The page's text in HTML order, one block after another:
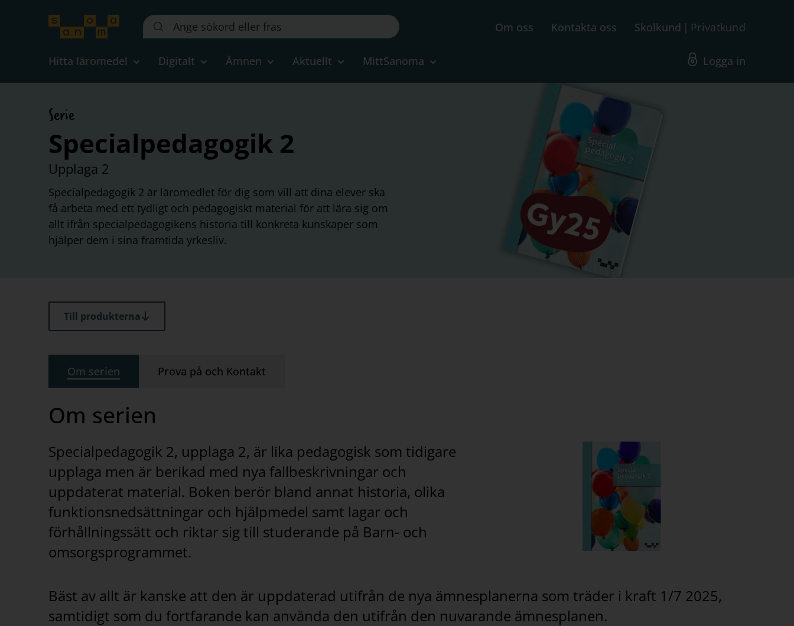
Sök
på
webbplatsen::
Om oss Kontakta oss Skolkund Privatkund
Hitta läromedel Digitalt Ämnen Aktuellt MittSanoma Logga in
Serie
Specialpedagogik 2
Upplaga 2
Specialpedagogik 2 är läromedlet för dig som vill att dina elever ska
få arbeta med ett tydligt och pedagogiskt material för att lära sig om
allt ifrån specialpedagogikens historia till konkreta kunskaper som
hjälper dem i sina framtida yrkesliv.
Till produkterna
Om serien Prova på och Kontakt
Om serien
Specialpedagogik 2, upplaga 2, är lika pedagogisk som tidigare
upplaga men är berikad med nya fallbeskrivningar och
uppdaterat material. Boken berör bland annat historia, olika
funktionsnedsättningar och hjälpmedel samt lagar och
förhållningssätt och riktar sig till studerande på Barn- och
omsorgsprogrammet.
Bäst av allt är kanske att den är uppdaterad utifrån de nya ämnesplanerna som träder i kraft 1/7 2025,
samtidigt som du fortfarande kan använda den utifrån den nuvarande ämnesplanen.